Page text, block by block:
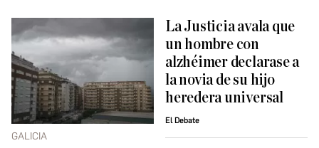
GALICIA
La Justicia avala que
un hombre con
alzhéimer declarase a
la novia de su hijo
heredera universal
El Debate